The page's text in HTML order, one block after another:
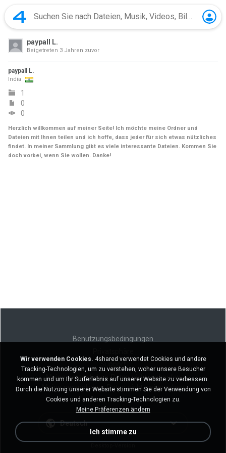
paypall L.
Beigetreten 3 Jahren zuvor
paypall L.
India
1
0
0
Herzlich willkommen auf meiner Seite! Ich möchte meine Ordner und
Dateien mit Ihnen teilen und ich hoffe, dass jeder für sich etwas nützliches
findet. In meiner Sammlung gibt es viele interessante Dateien. Kommen Sie
doch vorbei, wenn Sie wollen. Danke!
Benutzungsbedingungen
Meine persönlichen Daten nicht verkaufen
Meine persönlichen Daten nicht weitergeben
Deutsch
Wir verwenden Cookies. 4shared verwendet Cookies und andere
Tracking-Technologien, um zu verstehen, woher unsere Besucher
kommen und um Ihr Surferlebnis auf unserer Website zu verbessern.
Durch die Nutzung unserer Website stimmen Sie der Verwendung von
Cookies und anderen Tracking-Technologien zu.
Meine Präferenzen ändern
Ich stimme zu